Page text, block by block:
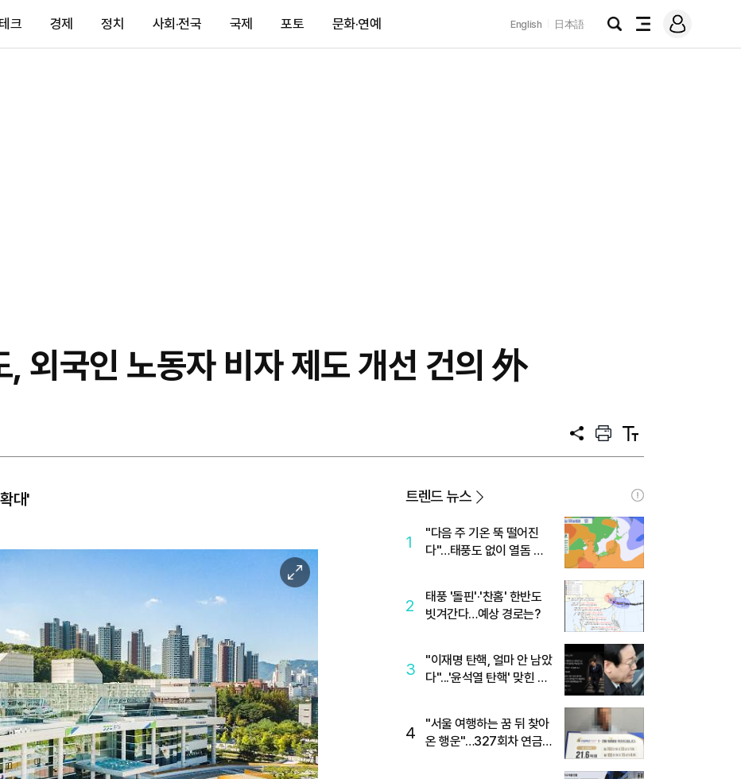
크 경제 정치 사회·전국 국제 포토 문화·연예 English 日本語
검
전
메
그
외국인 노동자 비자 제도 개선 건의 外
공
프
트
텍
트
대'
이
미
대
트렌드 뉴스
1
"다음 주 기온 뚝 떨어진
다"…태풍도 없이 열돔 박
2
태풍 '돌핀'·'찬홈' 한반도
빗겨간다…예상 경로는?
3
"이재명 탄핵, 얼마 안 남았
다"...'윤석열 탄핵' 맞힌 무
4
"서울 여행하는 꿈 뒤 찾아
온 행운"…327회차 연금